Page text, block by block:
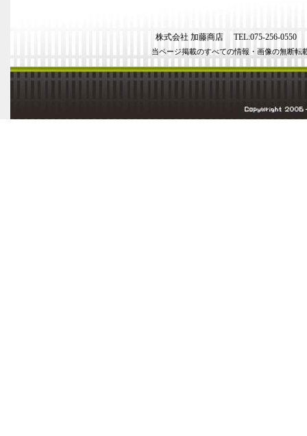
株式会社 加藤商店 TEL:075-256-0550
当ページ掲載のすべての情報・画像の無断